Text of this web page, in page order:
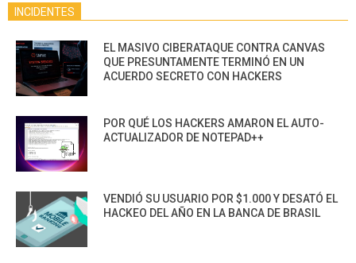
INCIDENTES
EL MASIVO CIBERATAQUE CONTRA CANVAS
QUE PRESUNTAMENTE TERMINÓ EN UN
ACUERDO SECRETO CON HACKERS
POR QUÉ LOS HACKERS AMARON EL AUTO-
ACTUALIZADOR DE NOTEPAD++
VENDIÓ SU USUARIO POR $1.000 Y DESATÓ EL
HACKEO DEL AÑO EN LA BANCA DE BRASIL